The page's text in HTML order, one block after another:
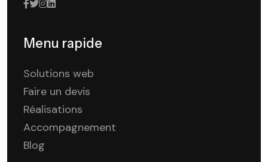
Menu rapide
Solutions web
Faire un devis
Réalisations
Accompagnement
Blog